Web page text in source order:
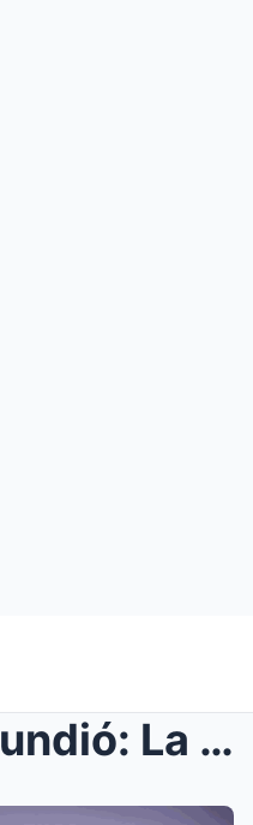
Televisa la Hundió: La Triste Historia de Irán Eor...